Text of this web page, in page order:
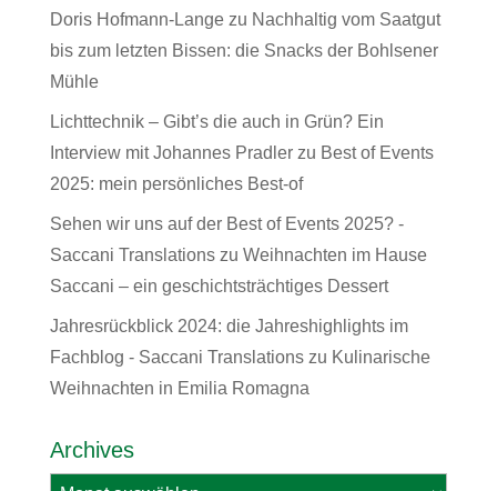
Doris Hofmann-Langezu Nachhaltig vom Saatgut
bis zum letzten Bissen: die Snacks der Bohlsener
Mühle
Lichttechnik – Gibt’s die auch in Grün? Ein
Interview mit Johannes Pradlerzu Best of Events
2025: mein persönliches Best-of
Sehen wir uns auf der Best of Events 2025? -
Saccani Translationszu Weihnachten im Hause
Saccani – ein geschichtsträchtiges Dessert
Jahresrückblick 2024: die Jahreshighlights im
Fachblog - Saccani Translationszu Kulinarische
Weihnachten in Emilia Romagna
Archives
Archives